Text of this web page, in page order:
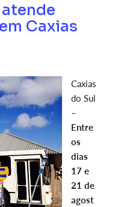
Caxias
Caxias
do Sul
–
Entre
os
dias
17 e
21 de
agost